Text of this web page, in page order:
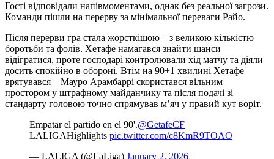
Гості відповідали напівмоментами, однак без реальної загрози.
Команди пішли на перерву за мінімальної переваги Райо.
Після перерви гра стала жорсткішою – з великою кількістю
боротьби та фолів. Хетафе намагався знайти шанси
відігратися, проте господарі контролювали хід матчу та діяли
досить спокійно в обороні. Втім на 90+1 хвилині Хетафе
врятувався – Мауро Арамбаррі скористався вільним
простором у штрафному майданчику та після подачі зі
стандарту головою точно спрямував м’яч у правий кут воріт.
Empatar el partido en el 90'.@GetafeCF |
LALIGAHighlights pic.twitter.com/c8KmR9TOAO
— LALIGA (@LaLiga) January 2, 2026